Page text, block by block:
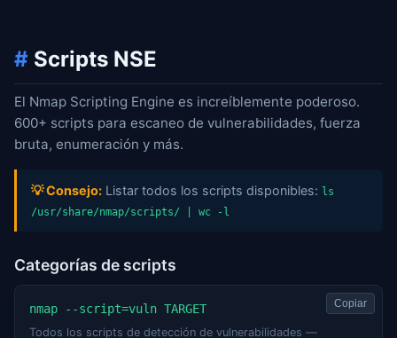
# Scripts NSE
El Nmap Scripting Engine es increíblemente poderoso.
600+ scripts para escaneo de vulnerabilidades, fuerza
bruta, enumeración y más.
💡 Consejo: Listar todos los scripts disponibles: ls
/usr/share/nmap/scripts/ | wc -l
Categorías de scripts
nmap --script=vuln TARGET
Todos los scripts de detección de vulnerabilidades —
Copiar